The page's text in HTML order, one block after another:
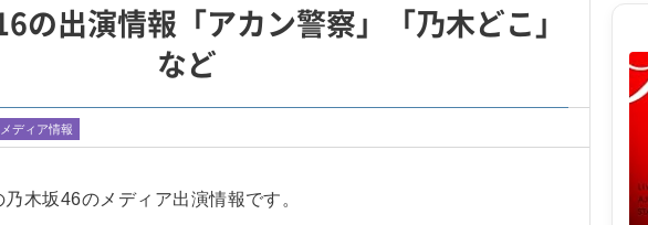
の出演情報「アカン警察」「乃木どこ」
など
ディア情報
木坂46のメディア出演情報です。